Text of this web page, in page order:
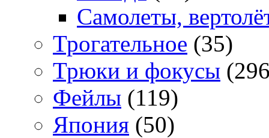
Самолеты,
Трогательное (35)
Трюки и фокусы
Фейлы (119)
Япония (50)